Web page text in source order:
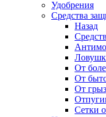
Удобрения
Средства
Назад
От
От
От
Сетки